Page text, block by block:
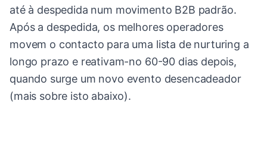
até à despedida num movimento B2B padrão.
Após a despedida, os melhores operadores
movem o contacto para uma lista de nurturing a
longo prazo e reativam-no 60-90 dias depois,
quando surge um novo evento desencadeador
(mais sobre isto abaixo).